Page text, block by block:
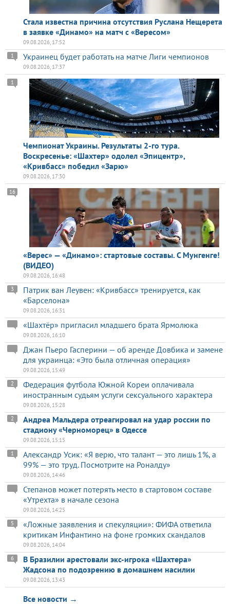
Стала известна причина отсутствия Руслана Нещерета
в заявке «Динамо» на матч с «Вересом»
09.08.2026, 17:52
Украинец будет работать на матче Лиги чемпионов
1
09.08.2026, 17:37
Чемпионат Украины. Результаты 2-го тура.
Воскресенье: «Шахтер» одолел «Эпицентр»,
«Кривбасс» победил «Зарю»
1
09.08.2026, 17:30
«Верес» — «Динамо»: стартовые составы. С Мунгенге!
(ВИДЕО)
16
09.08.2026, 16:48
Патрик ван Леувен: «Кривбасс» тренируется, как
«Барселона»
3
09.08.2026, 16:31
«Шахтёр» пригласил младшего брата Ярмолюка
09.08.2026, 16:10
Джан Пьеро Гасперини — об аренде Довбика и замене
для украинца: «Это была отличная операция»
09.08.2026, 15:49
Федерация футбола Южной Кореи оплачивала
иностранным судьям услуги сексуального характера
2
09.08.2026, 15:28
Андреа Мальдера отреагировал на удар россии по
стадиону «Черноморец» в Одессе
2
09.08.2026, 15:15
Александр Усик: «Я верю, что талант — это лишь 1%, а
99% — это труд. Посмотрите на Роналду»
1
09.08.2026, 14:46
Степанов может потерять место в стартовом составе
«Утрехта» в начале сезона
09.08.2026, 14:25
«Ложные заявления и спекуляции»: ФИФА ответила
критикам Инфантино на фоне громких скандалов
5
09.08.2026, 14:04
В Бразилии арестовали экс-игрока «Шахтера»
Жадсона по подозрению в домашнем насилии
6
09.08.2026, 13:43
Все новости →